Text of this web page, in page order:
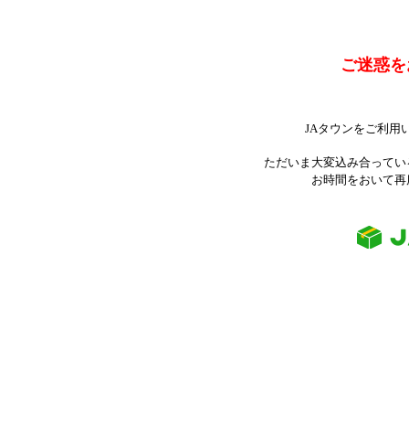
ご迷惑
JAタウンをご利用
ただいま大変込み合って
お時間をおいて